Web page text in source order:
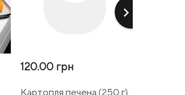
keyboard_arrow_right
120.00 грн
Картопля печена (250 г)